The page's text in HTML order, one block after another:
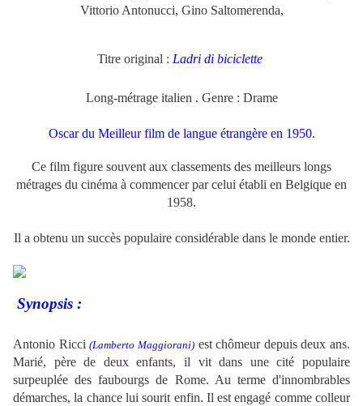
Vittorio Antonucci, Gino Saltomerenda,
Titre original : Ladri di biciclette
Long-métrage italien . Genre : Drame
Oscar du Meilleur film de langue étrangère en 1950.
Ce film figure souvent aux classements des meilleurs longs
métrages du cinéma à commencer par celui établi en Belgique en
1958.
Il a obtenu un succès populaire considérable dans le monde entier.
Synopsis :
Antonio Ricci(Lamberto Maggiorani)est chômeur depuis deux ans.
Marié, père de deux enfants, il vit dans une cité populaire
surpeuplée des faubourgs de Rome. Au terme d'innombrables
démarches, la chance lui sourit enfin. Il est engagé comme colleur